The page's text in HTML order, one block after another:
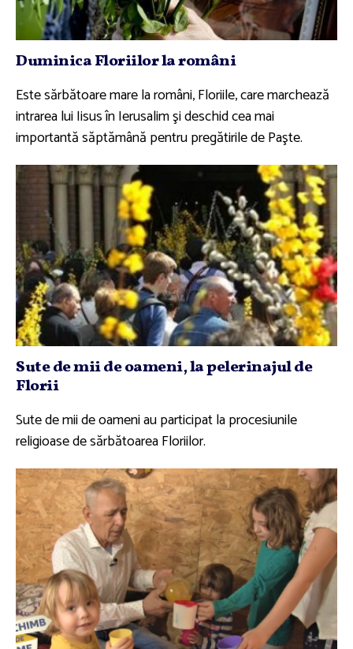
Duminica Floriilor la români
Este sărbătoare mare la români, Floriile, care marchează
intrarea lui Iisus în Ierusalim şi deschid cea mai
importantă săptămână pentru pregătirile de Paşte.
Sute de mii de oameni, la pelerinajul de
Florii
Sute de mii de oameni au participat la procesiunile
religioase de sărbătoarea Floriilor.